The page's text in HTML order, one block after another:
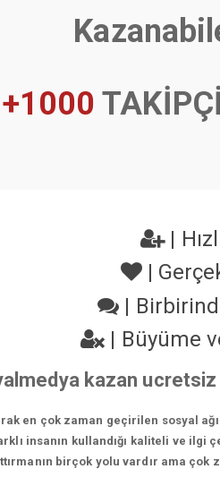
+1000
|
|
|
| Büyüme
kazan
en çok zaman geçirilen sosyal
insanın kullandığı kaliteli ve
birçok yolu vardır ama çok